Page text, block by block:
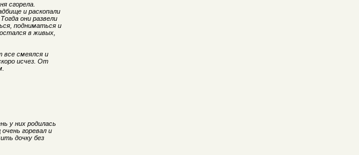
сгорела.
и раскопали
они развели
подниматься и
в живых,
все смеялся и
исчез. От
у них родилась
горевал и
дочку без